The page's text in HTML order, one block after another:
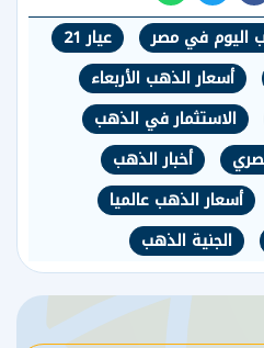
اليوم في مصر
عيار 21
أسعار الذهب الأربعاء
الاستثمار في الذهب
أخبار الذهب
أسعار الذهب عالميا
الجنية الذهب